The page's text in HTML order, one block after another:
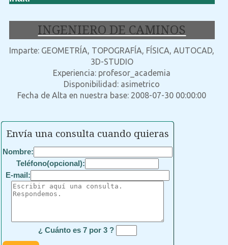
INGENIERO DE CAMINOS
Imparte: GEOMETRÍA, TOPOGRAFÍA, FÍSICA, AUTOCAD,
3D-STUDIO
Experiencia: profesor_academia
Disponibilidad: asimetrico
Fecha de Alta en nuestra base: 2008-07-30 00:00:00
Envía una consulta cuando quieras
Nombre:
Teléfono(opcional):
E-mail:
¿ Cuánto es 7 por 3 ?